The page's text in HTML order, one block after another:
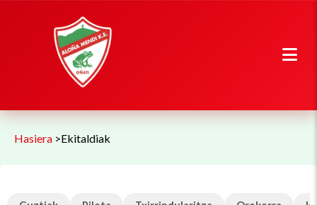
Hasiera >Ekitaldiak